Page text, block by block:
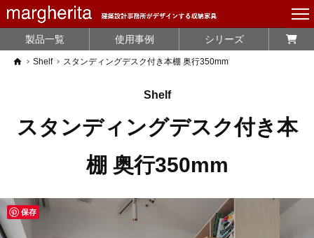
製品一覧 使用事例 シリーズ
home Shelf スタンディングデスク付き本棚 奥行350mm
Shelf
スタンディングデスク付き本
棚 奥行350mm
保存